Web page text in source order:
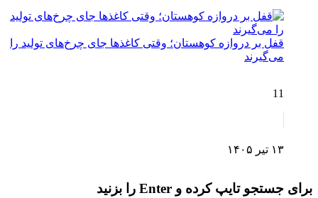
قفل بر دروازه کوهستان؛ وقتی کاغذها جای چرخ‌های تولید را
می‌گیرند
11
۱۳ تیر ۱۴۰۵
برای جستجو تایپ کرده و Enter را بزنید